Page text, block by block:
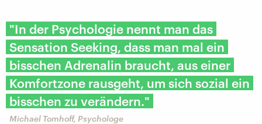
"In der Psychologie nennt man das
Sensation Seeking, dass man mal ein
bisschen Adrenalin braucht, aus einer
Komfortzone rausgeht, um sich sozial ein
bisschen zu verändern."
Michael Tomhoff, Psychologe